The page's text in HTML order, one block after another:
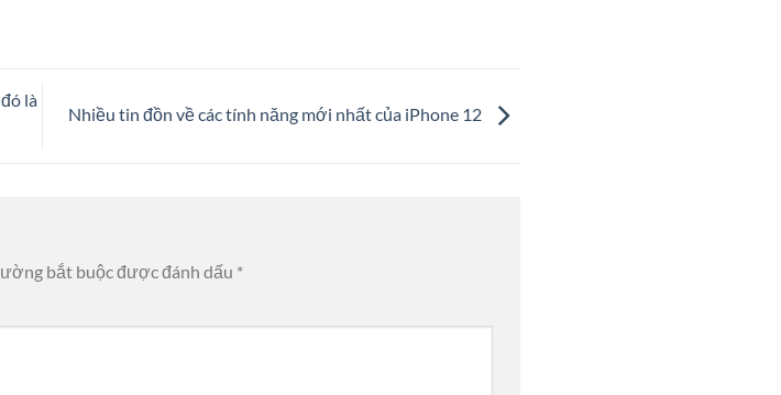
là
Nhiều tin đồn về các tính năng mới nhất của iPhone 12
bắt buộc được đánh dấu *